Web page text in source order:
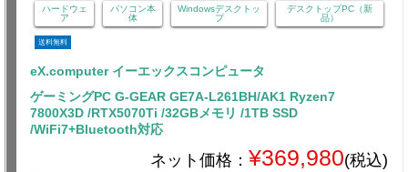
ハードウェ
ア
パソコン本
体
Windowsデスクトッ
プ
デスクトップPC（新
品）
送料無料
eX.computer イーエックスコンピュータ
ゲーミングPC G-GEAR GE7A-L261BH/AK1 Ryzen7
7800X3D /RTX5070Ti /32GBメモリ /1TB SSD
/WiFi7+Bluetooth対応
ネット価格： ¥369,980(税込)